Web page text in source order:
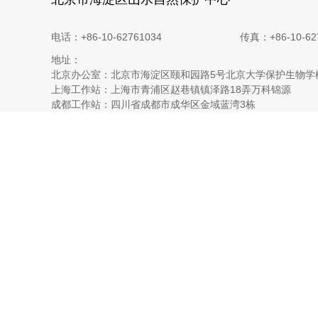
电话：+86-10-62761034 传真：+86-10-
地址：
北京办公室：北京市海淀区颐和园路5号北京大学保护生物学
上海工作站：上海市青浦区赵巷镇镇泽路18弄万科锦源
成都工作站：四川省成都市成华区金域蓝湾3栋